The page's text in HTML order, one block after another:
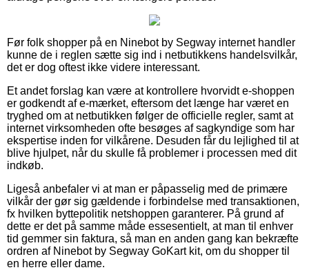
Før folk shopper på en Ninebot by Segway internet handler
kunne de i reglen sætte sig ind i netbutikkens handelsvilkår,
det er dog oftest ikke videre interessant.
Et andet forslag kan være at kontrollere hvorvidt e-shoppen
er godkendt af e-mærket, eftersom det længe har været en
tryghed om at netbutikken følger de officielle regler, samt at
internet virksomheden ofte besøges af sagkyndige som har
ekspertise inden for vilkårene. Desuden får du lejlighed til at
blive hjulpet, når du skulle få problemer i processen med dit
indkøb.
Ligeså anbefaler vi at man er påpasselig med de primære
vilkår der gør sig gældende i forbindelse med transaktionen,
fx hvilken byttepolitik netshoppen garanterer. På grund af
dette er det på samme måde essesentielt, at man til enhver
tid gemmer sin faktura, så man en anden gang kan bekræfte
ordren af Ninebot by Segway GoKart kit, om du shopper til
en herre eller dame.